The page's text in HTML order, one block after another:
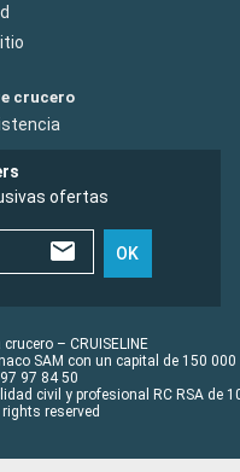
crucero
ofertas
OK
– CRUISELINE
SAM con un capital de 150 000
97 84 50
civil y profesional RC RSA de
reserved